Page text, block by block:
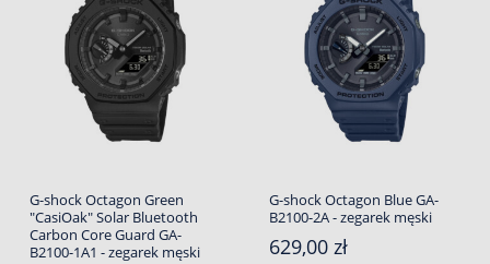
G-shock Octagon Green
"CasiOak" Solar Bluetooth
Carbon Core Guard GA-
B2100-1A1 - zegarek męski
G-shock Octagon Blue GA-
B2100-2A - zegarek męski
629,00 zł